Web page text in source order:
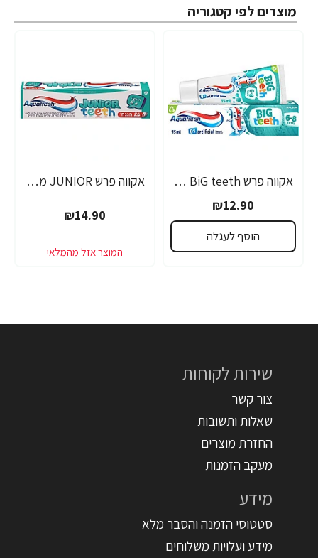
מוצרים לפי קטגוריה
אקווה פרש BiG teeth משחת שיניים לילדים לגילאי 6-8 שנים - 50 מ"ל
₪12.90
הוסף לעגלה
אקווה פרש JUNIOR משחת שיניים לילדים +6 - 50 מ"ל
₪14.90
שירות לקוחות
צור קשר
שאלות ותשובות
החזרת מוצרים
מעקב הזמנות
מידע
סטטוסי הזמנה והסבר מלא
מידע ועלויות משלוחים